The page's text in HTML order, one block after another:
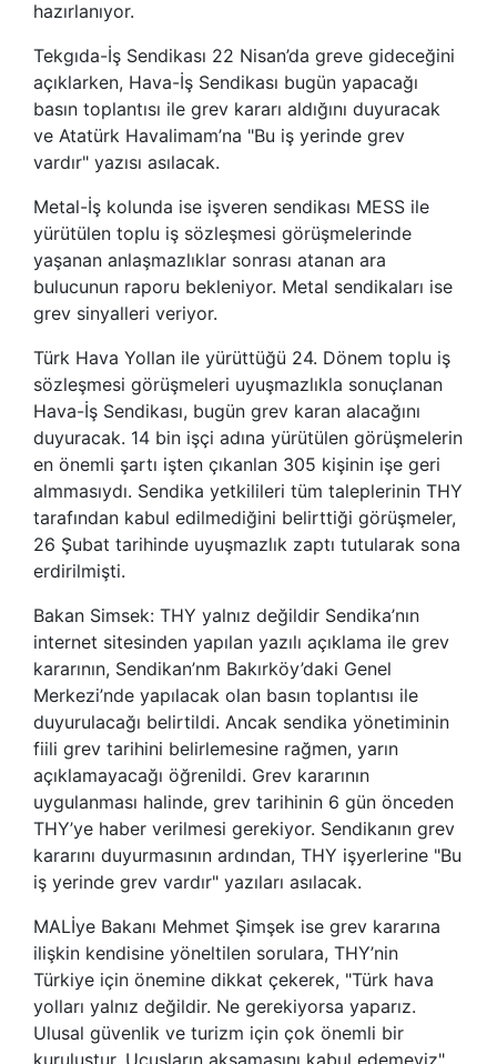
hazırlanıyor.
Tekgıda-İş Sendikası 22 Nisan’da greve gideceğini
açıklarken, Hava-İş Sendikası bugün yapacağı
basın toplantısı ile grev kararı aldığını duyuracak
ve Atatürk Havalimam’na "Bu iş yerinde grev
vardır" yazısı asılacak.
Metal-İş kolunda ise işveren sendikası MESS ile
yürütülen toplu iş sözleşmesi görüşmelerinde
yaşanan anlaşmazlıklar sonrası atanan ara
bulucunun raporu bekleniyor. Metal sendikaları ise
grev sinyalleri veriyor.
Türk Hava Yollan ile yürüttüğü 24. Dönem toplu iş
sözleşmesi görüşmeleri uyuşmazlıkla sonuçlanan
Hava-İş Sendikası, bugün grev karan alacağını
duyuracak. 14 bin işçi adına yürütülen görüşmelerin
en önemli şartı işten çıkanlan 305 kişinin işe geri
almmasıydı. Sendika yetkilileri tüm taleplerinin THY
tarafından kabul edilmediğini belirttiği görüşmeler,
26 Şubat tarihinde uyuşmazlık zaptı tutularak sona
erdirilmişti.
Bakan Simsek: THY yalnız değildir Sendika’nın
internet sitesinden yapılan yazılı açıklama ile grev
kararının, Sendikan’nm Bakırköy’daki Genel
Merkezi’nde yapılacak olan basın toplantısı ile
duyurulacağı belirtildi. Ancak sendika yönetiminin
fiili grev tarihini belirlemesine rağmen, yarın
açıklamayacağı öğrenildi. Grev kararının
uygulanması halinde, grev tarihinin 6 gün önceden
THY’ye haber verilmesi gerekiyor. Sendikanın grev
kararını duyurmasının ardından, THY işyerlerine "Bu
iş yerinde grev vardır" yazıları asılacak.
MALİye Bakanı Mehmet Şimşek ise grev kararına
ilişkin kendisine yöneltilen sorulara, THY’nin
Türkiye için önemine dikkat çekerek, "Türk hava
yolları yalnız değildir. Ne gerekiyorsa yaparız.
Ulusal güvenlik ve turizm için çok önemli bir
kuruluştur. Uçuşların aksamasını kabul edemeyiz"